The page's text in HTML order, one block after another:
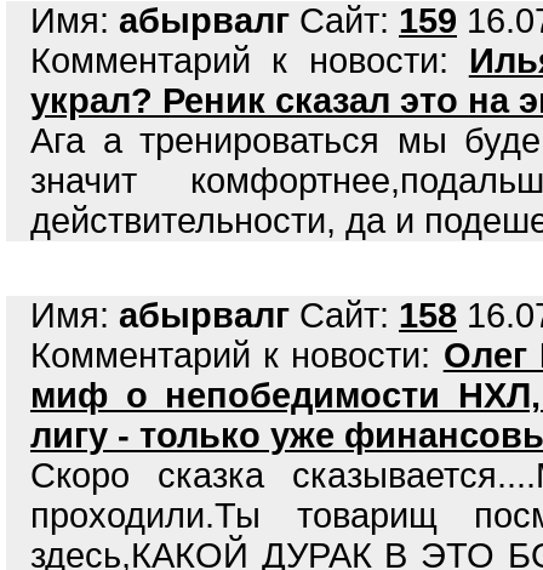
Имя: абырвалг Сайт: 159
Комментарий к новости:
украл? Реник сказал это на
Ага а тренироваться мы
значит
действительности, да и
Имя: абырвалг Сайт: 158
Комментарий к новости: Олег
миф о непобедимости
лигу - только уже
Скоро сказка
проходили.Ты товарищ
здесь,КАКОЙ ДУРАК В ЭТО